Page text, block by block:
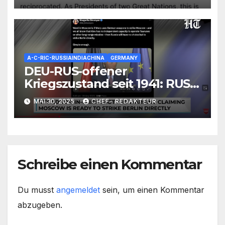
A-C-RIC-RUSSIAINDIACHINA GERMANY
DEU-RUS-offener
Kriegszustand seit 1941: RUS
reagiert auf
Völkerrechtslage, droht mit
Angriff
MAI 30, 2025 CHEF- REDAKTEUR
Schreibe einen Kommentar
Du musst angemeldet sein, um einen Kommentar
abzugeben.